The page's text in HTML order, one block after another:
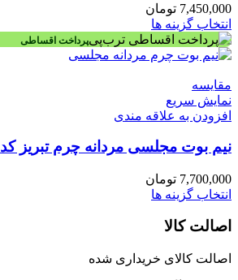
7,450,000 تومان
انتخاب گزینه ها
پرداخت اقساطی
مقايسه
نمایش سریع
افزودن به علاقه مندی
نیم بوت مجلسی مردانه چرم تبریز کد 117
7,700,000 تومان
انتخاب گزینه ها
اصالت کالا
اصالت کالای خریداری شده